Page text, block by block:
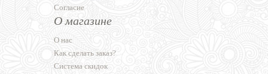
Согласие
О магазине
О нас
Как сделать заказ?
Система скидок